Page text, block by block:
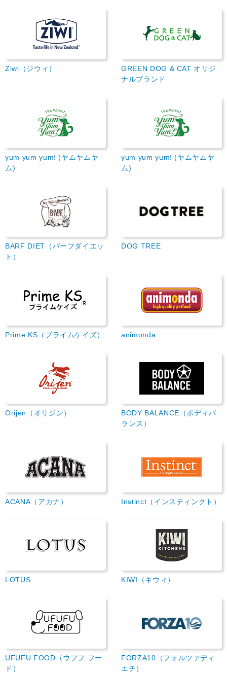
Ziwi（ジウィ）
GREEN DOG & CAT オリジ
ナルブランド
yum yum yum! (ヤムヤムヤ
ム)
yum yum yum! (ヤムヤムヤ
ム)
BARF DIET（バーフダイエッ
ト）
DOG TREE
Prime KS（プライムケイズ） animonda
Orijen（オリジン）
BODY BALANCE（ボディバ
ランス）
ACANA（アカナ） Instinct（インスティンクト）
LOTUS KIWI（キウィ）
UFUFU FOOD（ウフフ フー
ド）
FORZA10（フォルツァディ
エチ）